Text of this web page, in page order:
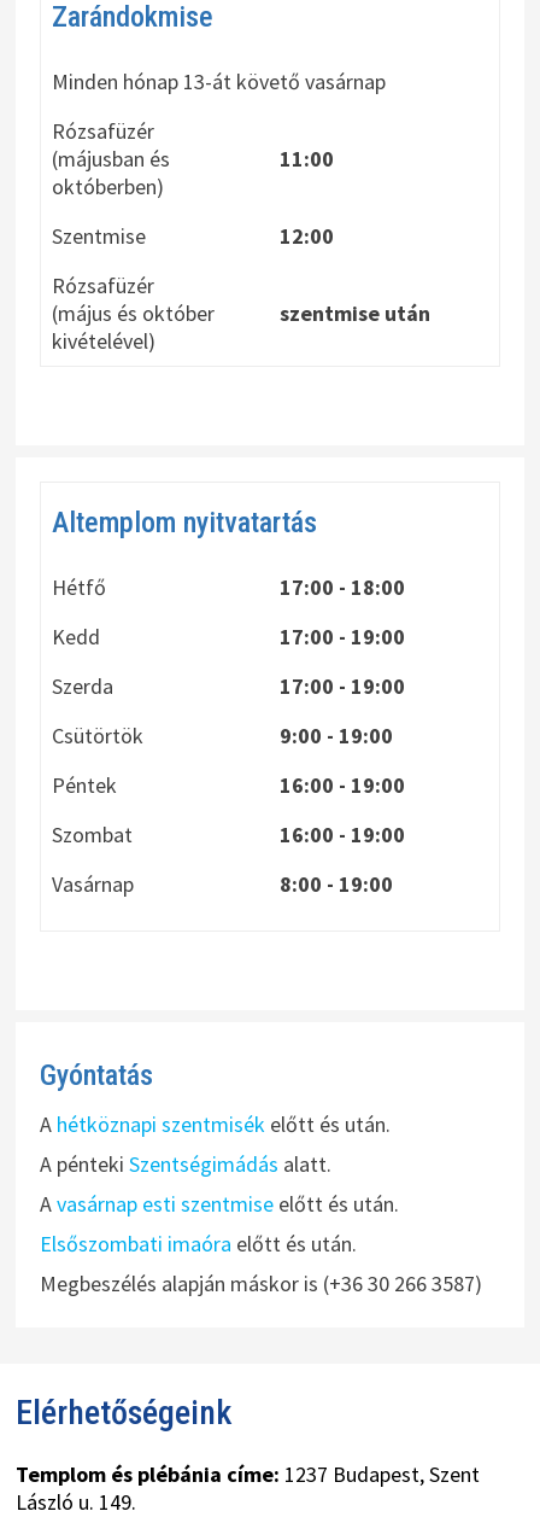
Zarándokmise
Minden hónap 13-át követő vasárnap
Rózsafüzér
(májusban és
októberben)
11:00
Szentmise
12:00
Rózsafüzér
(május és október
kivételével)
szentmise után
Altemplom nyitvatartás
Hétfő
17:00 - 18:00
Kedd
17:00 - 19:00
Szerda
17:00 - 19:00
Csütörtök
9:00 - 19:00
Péntek
16:00 - 19:00
Szombat
16:00 - 19:00
Vasárnap
8:00 - 19:00
Gyóntatás
A hétköznapi szentmisékelőtt és után.
A pénteki Szentségimádás alatt.
Avasárnap esti szentmiseelőtt és után.
Elsőszombati imaóra előtt és után.
Megbeszélés alapján máskor is (+36 30 266 3587)
Elérhetőségeink
Templom és plébánia címe: 1237 Budapest, Szent
László u. 149.